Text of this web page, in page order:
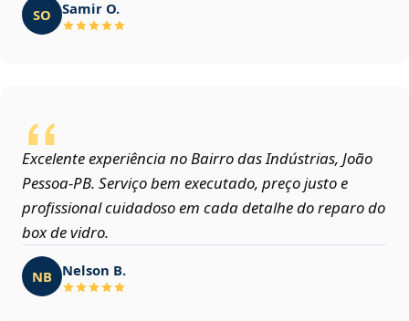
SO Samir O.
Excelente experiência no Bairro das Indústrias, João
Pessoa‑PB. Serviço bem executado, preço justo e
profissional cuidadoso em cada detalhe do reparo do
box de vidro.
NB Nelson B.